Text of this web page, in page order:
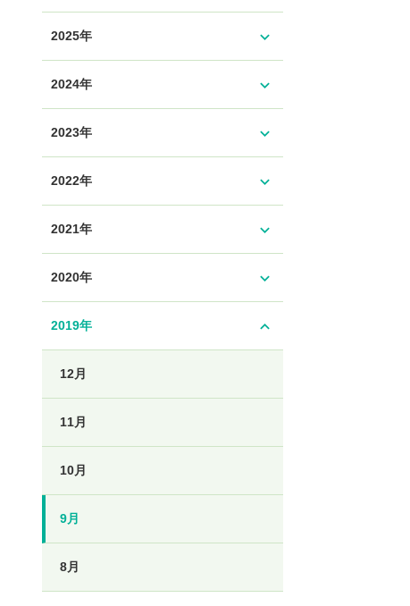
2025年 expand_more
2024年 expand_more
2023年 expand_more
2022年 expand_more
2021年 expand_more
2020年 expand_more
2019年 expand_less
12月
11月
10月
9月
8月